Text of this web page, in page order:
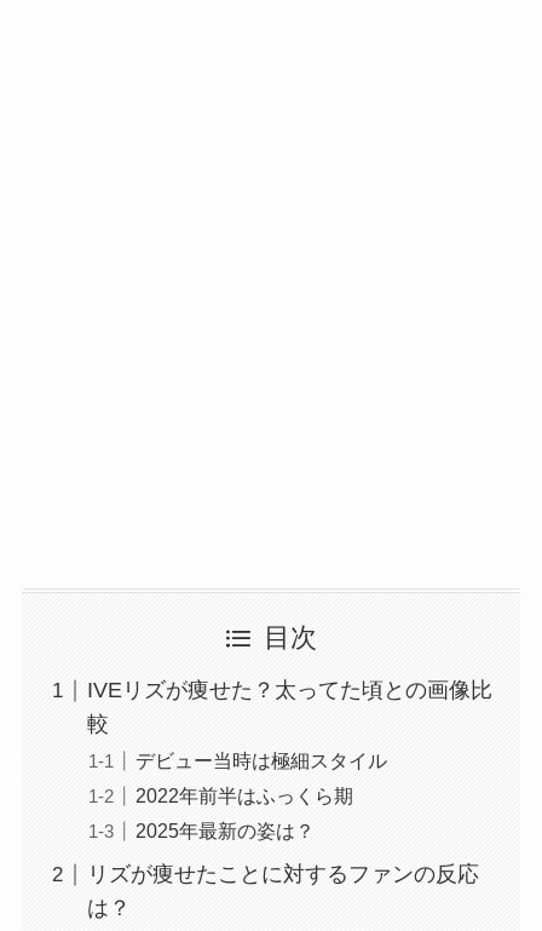
目次
IVEリズが痩せた？太ってた頃との画像比
較
デビュー当時は極細スタイル
2022年前半はふっくら期
2025年最新の姿は？
リズが痩せたことに対するファンの反応
は？